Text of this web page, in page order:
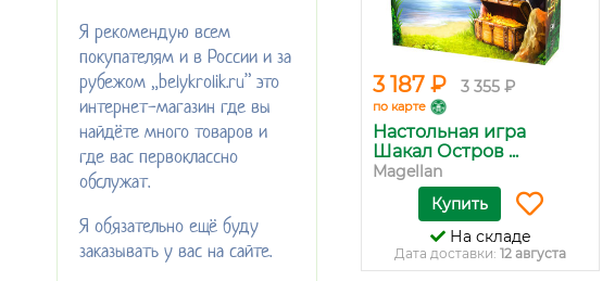
Я рекомендую всем
покупателям и в России и за
рубежом „belykrolik.ru” это
интернет-магазин где вы
найдёте много товаров и
где вас первоклассно
обслужат.
Я обязательно ещё буду
заказывать у вас на сайте.
3 187 ₽ 3 355 ₽
по карте
Настольная игра
Шакал Остров ...
Magellan
Купить
На складе
Дата доставки: 12 августа